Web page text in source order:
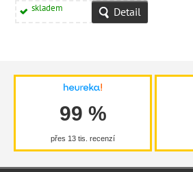
skladem Detail
99 %
přes 13 tis. recenzí